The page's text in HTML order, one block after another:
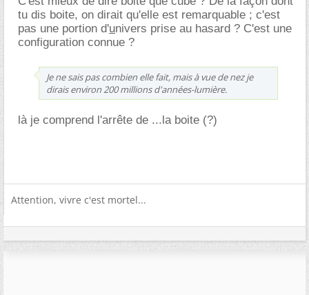
tu dis boite, on dirait qu'elle est remarquable ; c'est
pas une portion d'univers prise au hasard ? C'est une
configuration connue ?
Je ne sais pas combien elle fait, mais à vue de nez je
dirais environ 200 millions d'années-lumière.
là je comprend l'arrête de ...la boite (?)
Attention, vivre c'est mortel...